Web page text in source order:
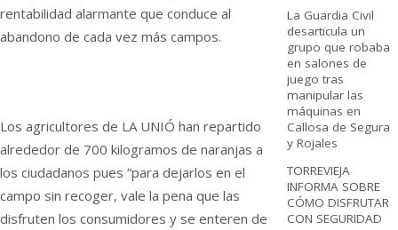
rentabilidad alarmante que conduce al
abandono de cada vez más campos.
Los agricultores de LA UNIÓ han repartido
alrededor de 700 kilogramos de naranjas a
los ciudadanos pues “para dejarlos en el
campo sin recoger, vale la pena que las
disfruten los consumidores y se enteren de
La Guardia Civil
desarticula un
grupo que robaba
en salones de
juego tras
manipular las
máquinas en
Callosa de Segura
y Rojales
TORREVIEJA
INFORMA SOBRE
CÓMO DISFRUTAR
CON SEGURIDAD